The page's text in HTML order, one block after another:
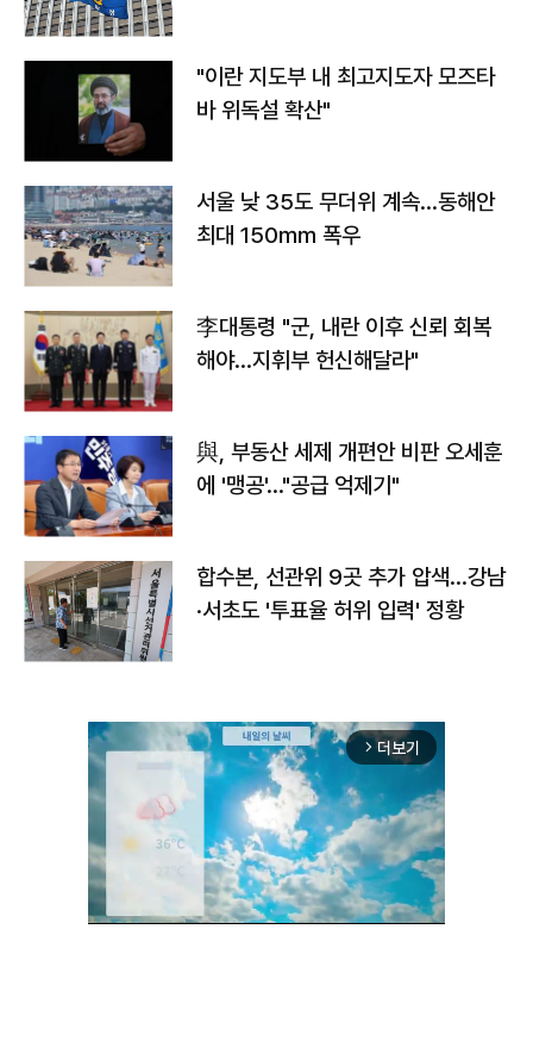
"이란 지도부 내 최고지도자 모즈타
바 위독설 확산"
서울 낮 35도 무더위 계속…동해안
최대 150㎜ 폭우
李대통령 "군, 내란 이후 신뢰 회복
해야…지휘부 헌신해달라"
與, 부동산 세제 개편안 비판 오세훈
에 '맹공'…"공급 억제기"
합수본, 선관위 9곳 추가 압색…강남
·서초도 '투표율 허위 입력' 정황
arrow_forward_ios 더보기